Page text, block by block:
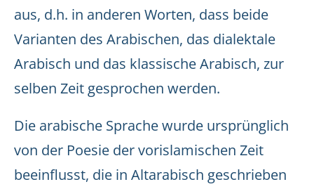
aus, d.h. in anderen Worten, dass beide
Varianten des Arabischen, das dialektale
Arabisch und das klassische Arabisch, zur
selben Zeit gesprochen werden.
Die arabische Sprache wurde ursprünglich
von der Poesie der vorislamischen Zeit
beeinflusst, die in Altarabisch geschrieben